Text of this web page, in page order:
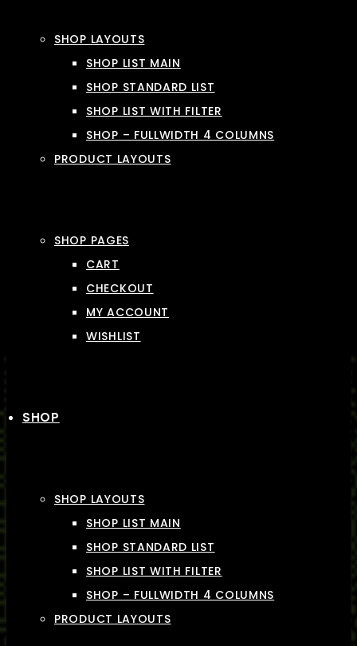
SHOP LAYOUTS
SHOP LIST MAIN
SHOP STANDARD LIST
SHOP LIST WITH FILTER
SHOP – FULLWIDTH 4 COLUMNS
PRODUCT LAYOUTS
SHOP PAGES
CART
CHECKOUT
MY ACCOUNT
WISHLIST
SHOP
SHOP LAYOUTS
SHOP LIST MAIN
SHOP STANDARD LIST
SHOP LIST WITH FILTER
SHOP – FULLWIDTH 4 COLUMNS
PRODUCT LAYOUTS